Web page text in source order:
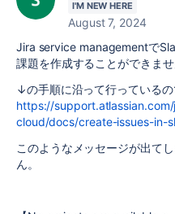
I'M NEW HERE
August 7, 2024
Jira service managementで
課題を作成することができませ
↓の手順に沿って行っているの
https://
cloud/docs/create-issues-in-
このようなメッセージが出て
ん。